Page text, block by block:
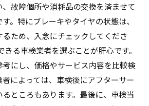
故障個所や消耗品の交換を済ませて
。特にブレーキやタイヤの状態は、
ため、入念にチェックしてくださ
きる車検業者を選ぶことが肝心です。
にし、価格やサービス内容を比較検
によっては、車検後にアフターサー
ところもあります。最後に、車検当